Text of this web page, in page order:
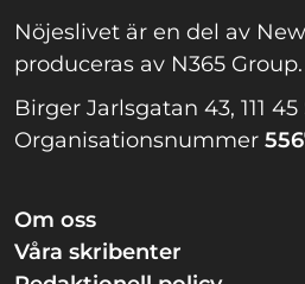
Nöjeslivet är en del av
produceras av N365 Group.
Birger Jarlsgatan 43, 111
Organisationsnummer
Om oss
Våra skribenter